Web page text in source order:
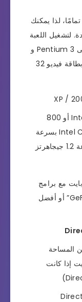
لذا يمكنك
لتشغيل اللعبة
في إعدادات منخفضة، تحتاج على الأقل إلى Pentium 3 و
128 ميجابايت من الرام جنبًا إلى جنب مع بطاقة فيديو 32
800 ميجاهرتز Intel Pentium III أو 800
ميجاهرتز AMD Athlon أو معالج Intel Celeron بسرعة
بحجم 32 ميجابايت مع برامج
تشغيل متوافقة مع DirectX 9.0 (“GeForce” أو أفضل
من المساحة
(+ 635 ميجابايت إذا كانت